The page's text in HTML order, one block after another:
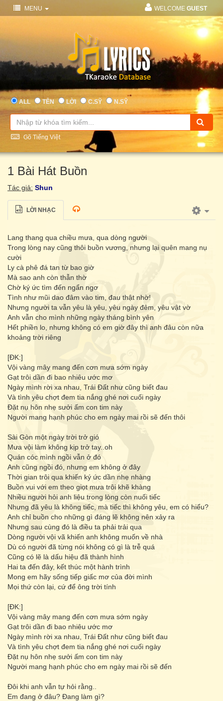
MENU WELCOME GUEST
ALL TÊN LỜI C.SỸ N.SỸ
Gõ Tiếng Việt
1 Bài Hát Buồn
Tác giả: Shun
LỜI NHẠC
Lang thang qua chiều mưa, qua dòng người
Trong lòng nay cũng thôi buồn vương, nhưng lại quên mang nụ
cười
Ly cà phê đá tan từ bao giờ
Mà sao anh còn thẫn thờ
Chờ ký ức tìm đến ngẩn ngơ
Tình như mũi dao đâm vào tim, đau thật nhờ!
Nhưng người ta vẫn yêu là yêu, yêu ngày đêm, yêu vật vờ
Anh vẫn cho mình những ngày tháng bình yên
Hết phiền lo, nhưng không có em giờ đây thì anh đâu còn nữa
khoảng trời riêng
[ĐK:]
Vội vàng mây mang đến cơn mưa sớm ngày
Gạt trôi dần đi bao nhiêu ước mơ
Ngày mình rời xa nhau, Trái Đất như cũng biết đau
Và tình yêu chợt đem tia nắng ghé nơi cuối ngày
Đặt nụ hôn nhẹ sưởi ấm con tim này
Người mang hạnh phúc cho em ngày mai rồi sẽ đến thôi
Sài Gòn một ngày trời trở gió
Mưa vội làm không kịp trở tay..oh
Quán cóc mình ngồi vẫn ở đó
Anh cũng ngồi đó, nhưng em không ở đây
Thời gian trôi qua khiến ký ức dần nhẹ nhàng
Buồn vui với em theo giọt mưa trôi khẽ khàng
Nhiều người hỏi anh liệu trong lòng còn nuối tiếc
Nhưng đã yêu là không tiếc, mà tiếc thì không yêu, em có hiểu?
Anh chỉ buồn cho những gì đáng lẽ không nên xảy ra
Nhưng sau cùng đó là điều ta phải trải qua
Dòng người vội vã khiến anh không muốn về nhà
Dù có người đã từng nói không có gì là trễ quá
Cũng có lẽ là dấu hiệu đã thành hình
Hai ta đến đây, kết thúc một hành trình
Mong em hãy sống tiếp giấc mơ của đời mình
Mọi thứ còn lại, cứ để ông trời tính
[ĐK:]
Vội vàng mây mang đến cơn mưa sớm ngày
Gạt trôi dần đi bao nhiêu ước mơ
Ngày mình rời xa nhau, Trái Đất như cũng biết đau
Và tình yêu chợt đem tia nắng ghé nơi cuối ngày
Đặt nụ hôn nhẹ sưởi ấm con tim này
Người mang hạnh phúc cho em ngày mai rồi sẽ đến
Đôi khi anh vẫn tự hỏi rằng..
Em đang ở đâu? Đang làm gì?